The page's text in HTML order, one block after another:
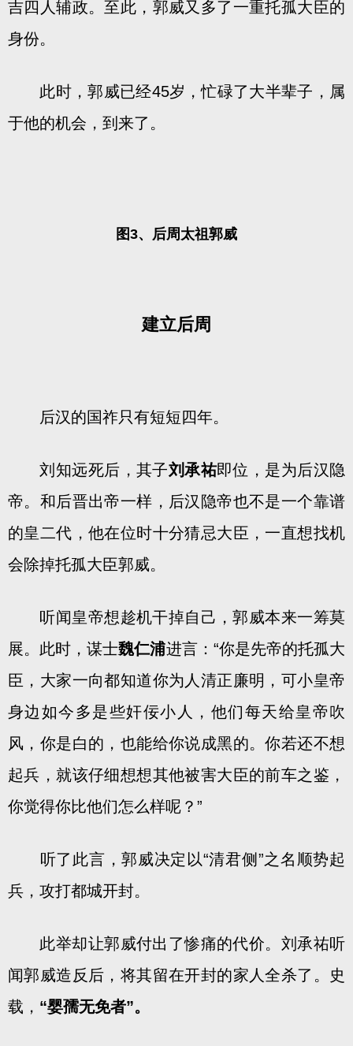
吉四人辅政。至此，郭威又多了一重托孤大臣的
身份。
此时，郭威已经45岁，忙碌了大半辈子，属
于他的机会，到来了。
图3、后周太祖郭威
建立后周
后汉的国祚只有短短四年。
刘知远死后，其子刘承祐即位，是为后汉隐
帝。和后晋出帝一样，后汉隐帝也不是一个靠谱
的皇二代，他在位时十分猜忌大臣，一直想找机
会除掉托孤大臣郭威。
听闻皇帝想趁机干掉自己，郭威本来一筹莫
展。此时，谋士魏仁浦进言：“你是先帝的托孤大
臣，大家一向都知道你为人清正廉明，可小皇帝
身边如今多是些奸佞小人，他们每天给皇帝吹
风，你是白的，也能给你说成黑的。你若还不想
起兵，就该仔细想想其他被害大臣的前车之鉴，
你觉得你比他们怎么样呢？”
听了此言，郭威决定以“清君侧”之名顺势起
兵，攻打都城开封。
此举却让郭威付出了惨痛的代价。刘承祐听
闻郭威造反后，将其留在开封的家人全杀了。史
载， “婴孺无免者”。